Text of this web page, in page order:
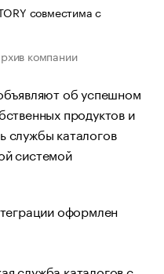
компании
об успешном
продуктов и
службы каталогов
системой
оформлен